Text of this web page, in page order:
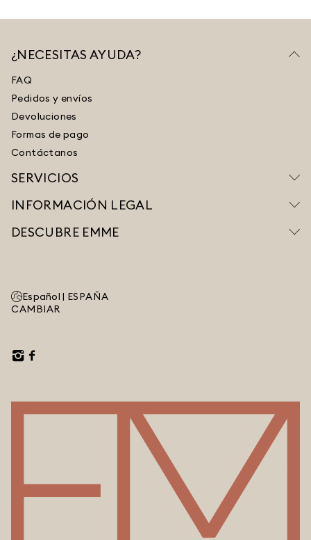
¿NECESITAS AYUDA?
FAQ
Pedidos y envíos
Devoluciones
Formas de pago
Contáctanos
SERVICIOS
INFORMACIÓN LEGAL
DESCUBRE EMME
Español | ESPAÑA
CAMBIAR